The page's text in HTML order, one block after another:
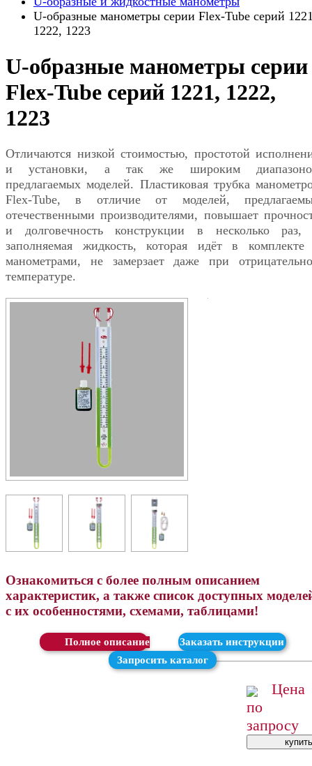
U-образные манометры серии Flex-Tube серий
1222, 1223
U-образные манометры серии
Flex-Tube серий 1221, 1222,
1223
Отличаются низкой стоимостью, простотой
и установки, а так же широким
предлагаемых моделей. Пластиковая трубка
Flex-Tube, в отличие от моделей,
отечественными производителями, повышает
и долговечность конструкции в несколько раз,
заполняемая жидкость, которая идёт в комплекте
манометрами, не замерзает даже при
температуре.
Ознакомиться с более полным описанием
характеристик, а также список доступных
с их особенностями, схемами, таблицами!
Скачать
Заказать инструкции
Запросить каталог
Цена
по
запросу